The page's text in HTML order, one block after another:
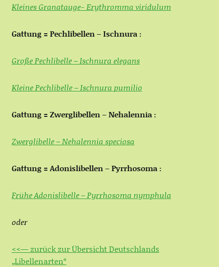
Kleines Granatauge- Erythromma viridulum
Gattung = Pechlibellen – Ischnura :
Große Pechlibelle – Ischnura elegans
Kleine Pechlibelle – Ischnura pumilio
Gattung = Zwerglibellen – Nehalennia :
Zwerglibelle – Nehalennia speciosa
Gattung = Adonislibellen – Pyrrhosoma :
Frühe Adonislibelle – Pyrrhosoma nymphula
oder
<<— zurück zur Übersicht Deutschlands
„Libellenarten“